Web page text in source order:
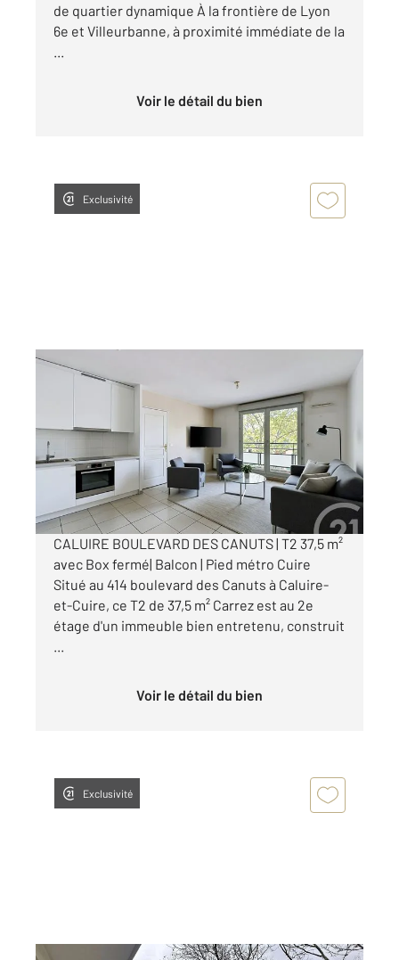
de quartier dynamique À la frontière de Lyon
6e et Villeurbanne, à proximité immédiate de la
...
Voir le détail du bien
Exclusivité
CALUIRE ET CUIRE 69
, 2 pièces
Appartement F2 à vendre
195 250 €
Visiter le site dédié
CALUIRE BOULEVARD DES CANUTS | T2 37,5 m²
avec Box fermé| Balcon | Pied métro Cuire
Situé au 414 boulevard des Canuts à Caluire-
et-Cuire, ce T2 de 37,5 m² Carrez est au 2e
étage d'un immeuble bien entretenu, construit
...
Voir le détail du bien
Exclusivité